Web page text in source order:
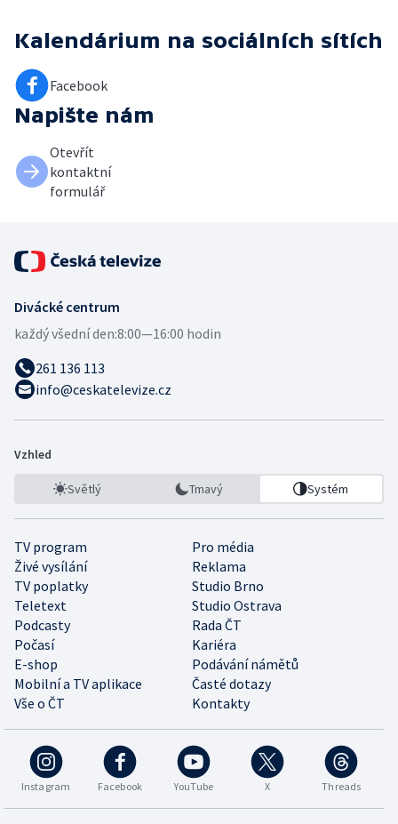
Kalendárium na sociálních sítích
Facebook
Napište nám
Otevřít
kontaktní
formulář
Divácké centrum
každý všední den:8:00—16:00 hodin
261 136 113
info@ceskatelevize.cz
Vzhled
Světlý Tmavý Systém
TV program
Pro média
Živé vysílání
Reklama
TV poplatky
Studio Brno
Teletext
Studio Ostrava
Podcasty
Rada ČT
Počasí
Kariéra
E-shop
Podávání námětů
Mobilní a TV aplikace
Časté dotazy
Vše o ČT
Kontakty
Instagram Facebook YouTube X Threads